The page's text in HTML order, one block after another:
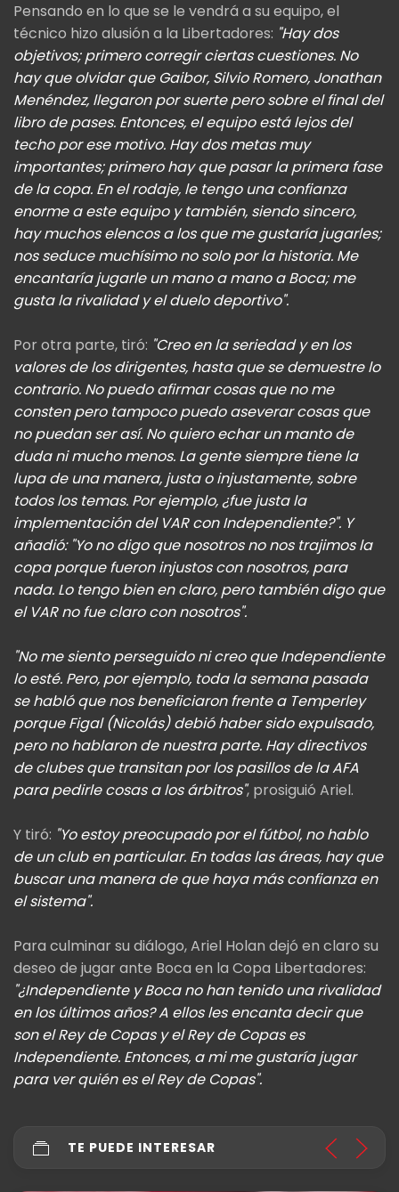
Pensando en lo que se le vendrá a su equipo, el
técnico hizo alusión a la Libertadores: "Hay dos
objetivos; primero corregir ciertas cuestiones. No
hay que olvidar que Gaibor, Silvio Romero, Jonathan
Menéndez, llegaron por suerte pero sobre el final del
libro de pases. Entonces, el equipo está lejos del
techo por ese motivo. Hay dos metas muy
importantes; primero hay que pasar la primera fase
de la copa. En el rodaje, le tengo una confianza
enorme a este equipo y también, siendo sincero,
hay muchos elencos a los que me gustaría jugarles;
nos seduce muchísimo no solo por la historia. Me
encantaría jugarle un mano a mano a Boca; me
gusta la rivalidad y el duelo deportivo".
Por otra parte, tiró: "Creo en la seriedad y en los
valores de los dirigentes, hasta que se demuestre lo
contrario. No puedo afirmar cosas que no me
consten pero tampoco puedo aseverar cosas que
no puedan ser así. No quiero echar un manto de
duda ni mucho menos. La gente siempre tiene la
lupa de una manera, justa o injustamente, sobre
todos los temas. Por ejemplo, ¿fue justa la
implementación del VAR con Independiente?". Y
añadió: "Yo no digo que nosotros no nos trajimos la
copa porque fueron injustos con nosotros, para
nada. Lo tengo bien en claro, pero también digo que
el VAR no fue claro con nosotros".
"No me siento perseguido ni creo que Independiente
lo esté. Pero, por ejemplo, toda la semana pasada
se habló que nos beneficiaron frente a Temperley
porque Figal (Nicolás) debió haber sido expulsado,
pero no hablaron de nuestra parte. Hay directivos
de clubes que transitan por los pasillos de la AFA
para pedirle cosas a los árbitros", prosiguió Ariel.
Y tiró: "Yo estoy preocupado por el fútbol, no hablo
de un club en particular. En todas las áreas, hay que
buscar una manera de que haya más confianza en
el sistema".
Para culminar su diálogo, Ariel Holan dejó en claro su
deseo de jugar ante Boca en la Copa Libertadores:
"¿Independiente y Boca no han tenido una rivalidad
en los últimos años? A ellos les encanta decir que
son el Rey de Copas y el Rey de Copas es
Independiente. Entonces, a mi me gustaría jugar
para ver quién es el Rey de Copas".
TE PUEDE INTERESAR